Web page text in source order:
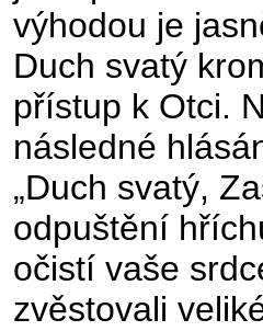
výhodou je
Duch svatý
přístup k Otci.
následné
„Duch svatý,
odpuštění
očistí vaše
zvěstovali